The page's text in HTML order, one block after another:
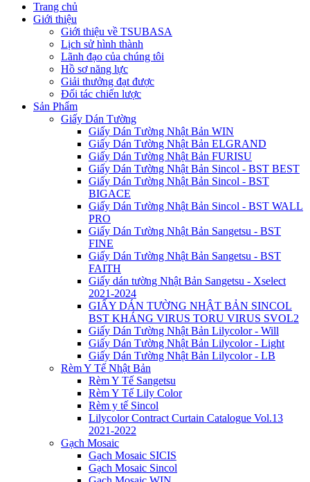
Trang chủ
Giới thiệu
Giới thiệu về TSUBASA
Lịch sử hình thành
Lãnh đạo của chúng tôi
Hồ sơ năng lực
Giải thưởng đạt được
Đối tác chiến lược
Sản Phẩm
Giấy Dán Tường
Giấy Dán Tường Nhật Bản WIN
Giấy Dán Tường Nhật Bản ELGRAND
Giấy Dán Tường Nhật Bản FURISU
Giấy Dán Tường Nhật Bản Sincol - BST BEST
Giấy Dán Tường Nhật Bản Sincol - BST
BIGACE
Giấy Dán Tường Nhật Bản Sincol - BST WALL
PRO
Giấy Dán Tường Nhật Bản Sangetsu - BST
FINE
Giấy Dán Tường Nhật Bản Sangetsu - BST
FAITH
Giấy dán tường Nhật Bản Sangetsu - Xselect
2021-2024
GIẤY DÁN TƯỜNG NHẬT BẢN SINCOL
BST KHÁNG VIRUS TORU VIRUS SVOL2
Giấy Dán Tường Nhật Bản Lilycolor - Will
Giấy Dán Tường Nhật Bản Lilycolor - Light
Giấy Dán Tường Nhật Bản Lilycolor - LB
Rèm Y Tế Nhật Bản
Rèm Y Tế Sangetsu
Rèm Y Tế Lily Color
Rèm y tế Sincol
Lilycolor Contract Curtain Catalogue Vol.13
2021-2022
Gạch Mosaic
Gạch Mosaic SICIS
Gạch Mosaic Sincol